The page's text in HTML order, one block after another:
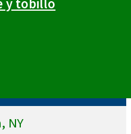
y tobillo
NY